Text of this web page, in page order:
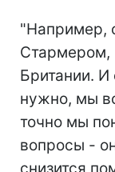
"Например,
Британии. И
нужно, мы
точно мы
вопросы -
снизится